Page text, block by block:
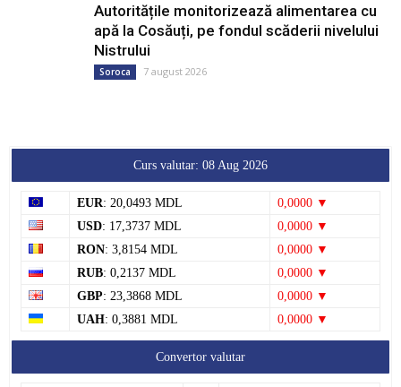
Autoritățile monitorizează alimentarea cu
apă la Cosăuți, pe fondul scăderii nivelului
Nistrului
Soroca 7 august 2026
Curs valutar: 08 Aug 2026
EUR: 20,0493 MDL
0,0000 ▼
USD: 17,3737 MDL
0,0000 ▼
RON: 3,8154 MDL
0,0000 ▼
RUB: 0,2137 MDL
0,0000 ▼
GBP: 23,3868 MDL
0,0000 ▼
UAH: 0,3881 MDL 0,0000 ▼
Convertor valutar